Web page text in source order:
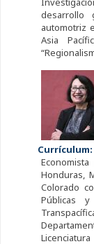
desarrollo
automotriz
Asia
Currículum:
Honduras,
Colorado
Públicas